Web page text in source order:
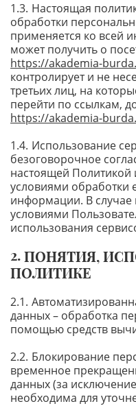
Настоящая
обработки
применяется ко всей
может получить о
https://akademia-
контролирует и не
третьих лиц, на
перейти по ссылкам,
https://akademia-
Использование
безоговорочное
настоящей Политикой
условиями обработки
информации. В случае
условиями
использования
ПОНЯТИЯ,
ПОЛИТИКЕ
данных – обработка
помощью средств
Блокирование
временное
данных (за
необходима для